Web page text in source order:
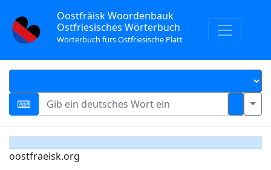
Oostfräisk Woordenbauk
Ostfriesisches Wörterbuch
Wörterbuch fürs Ostfriesische Platt
oostfraeisk.org